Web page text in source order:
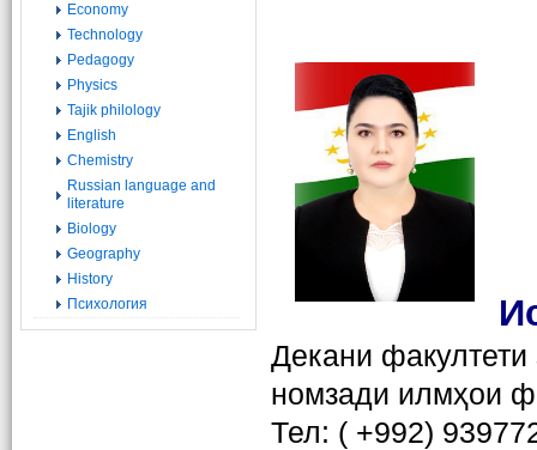
Economy
Technology
Pedagogy
Physics
Tajik philology
English
Chemistry
Russian language and
literature
Biology
Geography
History
Психология
Декани
номзади илмҳои
Тел: ( +992)